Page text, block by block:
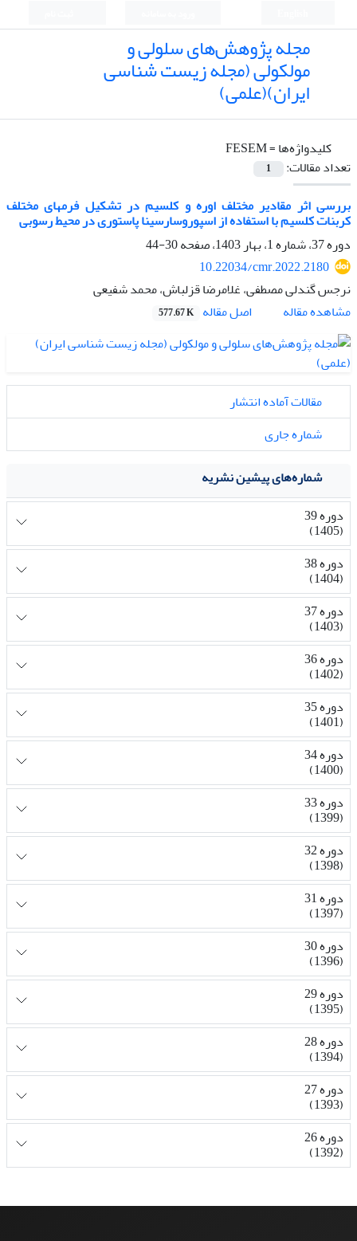
مجله پژوهش‌های سلولی و
مولکولی (مجله زیست شناسی
ایران)(علمی)
کلیدواژه‌ها =FESEM
تعداد مقالات:
1
بررسی اثر مقادیر مختلف اوره و کلسیم در تشکیل فرمهای مختلف
کربنات کلسیم با استفاده از اسپوروسارسینا پاستوری در محیط رسوبی
دوره 37، شماره 1، بهار 1403، صفحه
30-44
10.22034/cmr.2022.2180
نرجس گندلی مصطفی، غلامرضا قزلباش، محمد شفیعی
مشاهده مقاله
اصل مقاله 577.67 K
مقالات آماده انتشار
شماره جاری
شماره‌های پیشین نشریه
دوره 39
(1405)
دوره 38
(1404)
دوره 37
(1403)
دوره 36
(1402)
دوره 35
(1401)
دوره 34
(1400)
دوره 33
(1399)
دوره 32
(1398)
دوره 31
(1397)
دوره 30
(1396)
دوره 29
(1395)
دوره 28
(1394)
دوره 27
(1393)
دوره 26
(1392)